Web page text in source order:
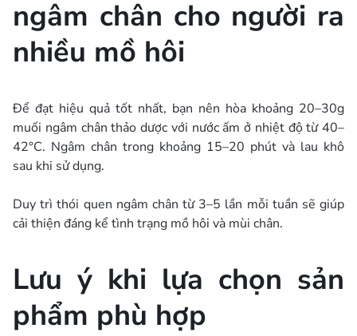
ngâm chân cho người ra
nhiều mồ hôi
Để đạt hiệu quả tốt nhất, bạn nên hòa khoảng 20–30g
muối ngâm chân thảo dược với nước ấm ở nhiệt độ từ 40–
42°C. Ngâm chân trong khoảng 15–20 phút và lau khô
sau khi sử dụng.
Duy trì thói quen ngâm chân từ 3–5 lần mỗi tuần sẽ giúp
cải thiện đáng kể tình trạng mồ hôi và mùi chân.
Lưu ý khi lựa chọn sản
phẩm phù hợp